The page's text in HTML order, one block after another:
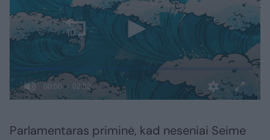
Parlamentaras priminė, kad neseniai Seime